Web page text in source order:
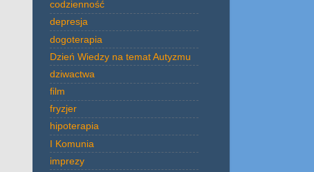
codzienność
depresja
dogoterapia
Dzień Wiedzy na temat Autyzmu
dziwactwa
film
fryzjer
hipoterapia
I Komunia
imprezy